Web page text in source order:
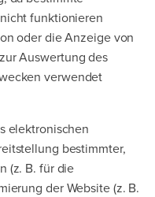
funktionieren
oder die Anzeige von
Auswertung des
verwendet
elektronischen
bestimmter,
(z. B. für die
der Website (z. B.